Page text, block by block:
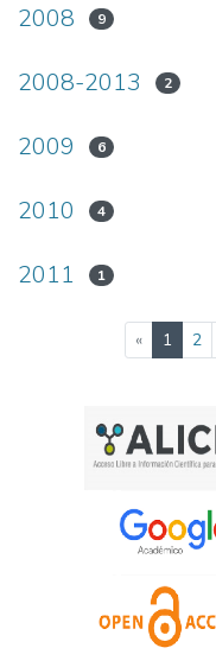
2008 9
2008-2013 2
2009 6
2010 4
2011 1
« 1 2